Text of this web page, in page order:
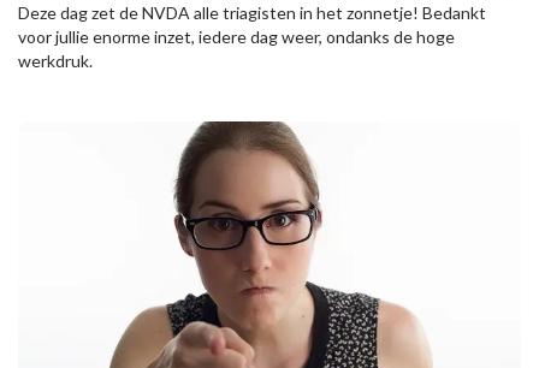
Deze dag zet de NVDA alle triagisten in het zonnetje! Bedankt
voor jullie enorme inzet, iedere dag weer, ondanks de hoge
werkdruk.